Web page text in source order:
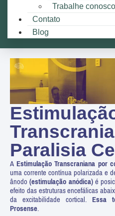
Trabalhe conosco
Contato
Blog
Paralisia
AEstimulação Transcraniana por
uma corrente contínua polarizada e
ânodo(estimulação anódica)é
efeito das estruturas encefálicas
da excitabilidade cortical. Essa
Prosense.